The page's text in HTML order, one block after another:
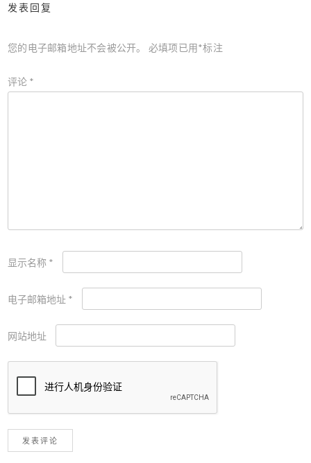
发表回复
您的电子邮箱地址不会被公开。 必填项已用*标注
评论 *
显示名称 *
电子邮箱地址 *
网站地址